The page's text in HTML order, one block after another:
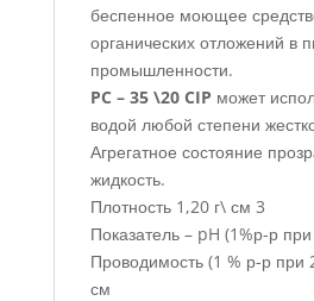
беспенное моющее
органических отложений в
промышленности.
PC – 35 \20 CIP может
водой любой степени
Агрегатное состояние
жидкость.
Плотность 1,20 г\ см 3
Показатель – pH (1%р-р
Проводимость (1 % р-р при
см